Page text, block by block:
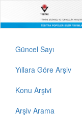
Güncel Sayı
Yıllara Göre Arşiv
Konu Arşivi
Arşiv Arama